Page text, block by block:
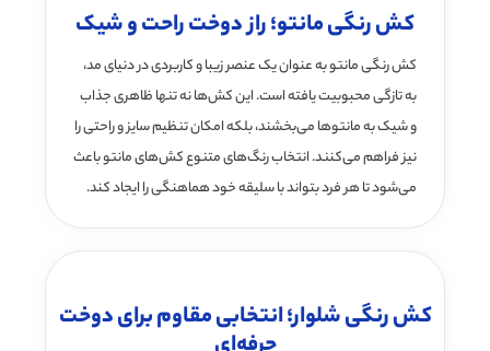
کش رنگی مانتو؛ راز دوخت راحت و شیک
کش رنگی مانتو به عنوان یک عنصر زیبا و کاربردی در دنیای مد،
به تازگی محبوبیت یافته است. این کش‌ها نه تنها ظاهری جذاب
و شیک به مانتوها می‌بخشند، بلکه امکان تنظیم سایز و راحتی را
نیز فراهم می‌کنند. انتخاب رنگ‌های متنوع کش‌های مانتو باعث
می‌شود تا هر فرد بتواند با سلیقه خود هماهنگی را ایجاد کند.
کش رنگی شلوار؛ انتخابی مقاوم برای دوخت